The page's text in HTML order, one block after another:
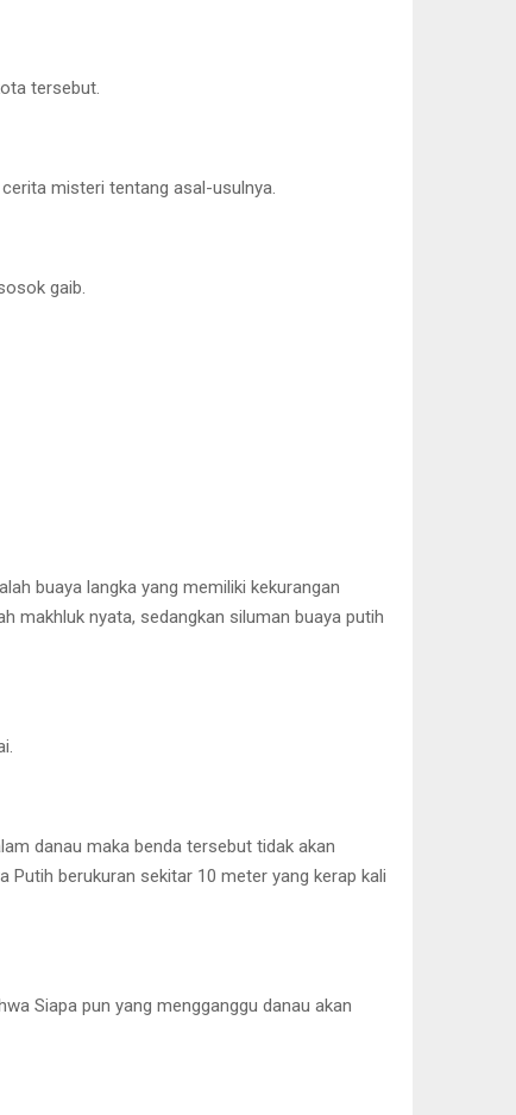
tersebut.
misteri tentang asal-usulnya.
gaib.
buaya langka yang memiliki kekurangan
makhluk nyata, sedangkan siluman buaya putih
danau maka benda tersebut tidak akan
berukuran sekitar 10 meter yang kerap kali
Siapa pun yang mengganggu danau akan